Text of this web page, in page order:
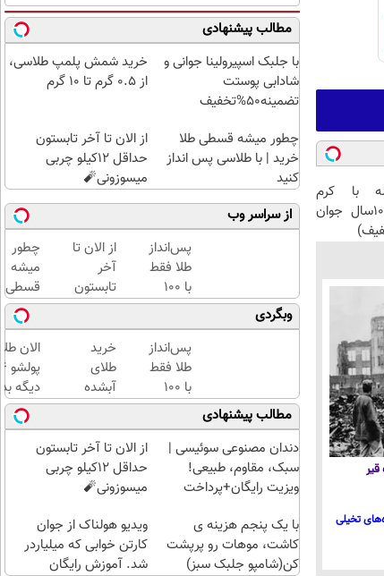
با کرم
ضدچروک جلبک10سال جوان
قیر
تخیلی
مطالب پیشنهادی
با جلبک اسپیرولینا جوانی و
شادابی پوستت
تضمینه50%تخفیف
خرید شمش پلمپ طلاسی،
از ۰.۵ گرم تا ۱۰ گرم
چطور میشه قسطی طلا
خرید | با طلاسی پس انداز
کنید
از الان تا آخر تابستون
حداقل 12کیلو چربی
میسوزونی🧨
از سراسر وب
پس‌انداز
طلا فقط
با ۱۰۰
هزارتومان
(امن و
راحت)
از الان تا
آخر
تابستون
حداقل
12کیلو
چربی
میسوزونی
🧨
چطور
میشه
قسطی
طلا
خرید |
با
طلاسی
پس
انداز
کنید
وبگردی
پس‌انداز
طلا فقط
با ۱۰۰
هزارتومان
(امن و
راحت)
خرید
طلای
آبشده
حتی با
۱۰۰هزارتومان
الان
دیگه
طلا با
بی‌بهره
مطالب پیشنهادی
دندان مصنوعی سوئیسی |
سبک، مقاوم، طبیعی!
ویزیت رایگان+پرداخت
از الان تا آخر تابستون
حداقل 12کیلو چربی
میسوزونی🧨
با یک پنجم هزینه ی
کاشت، موهات رو پرپشت
کن(شامپو جلبک سبز)
ویدیو هولناک از جوان
کارتن خوابی که میلیاردر
شد. آموزش رایگان